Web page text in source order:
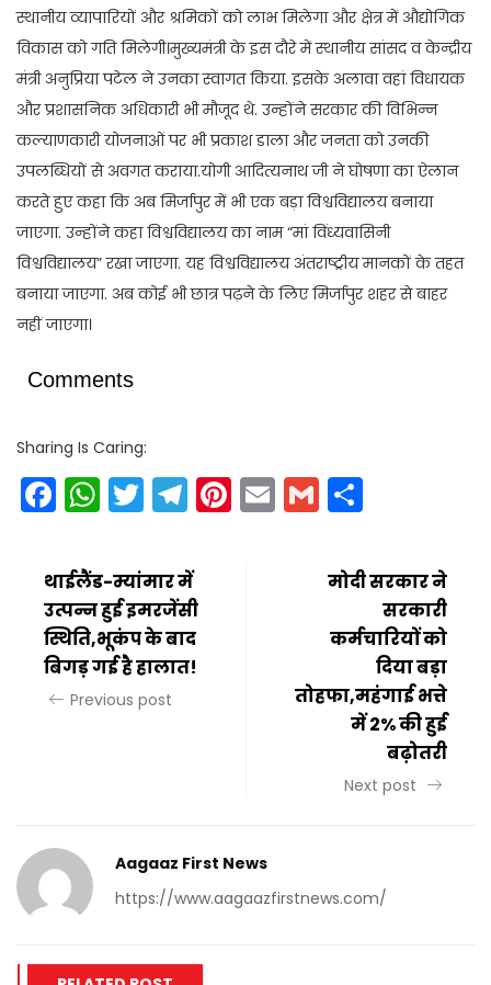
स्थानीय व्यापारियों और श्रमिकों को लाभ मिलेगा और क्षेत्र में औद्योगिक
विकास को गति मिलेगी।मुख्यमंत्री के इस दौरे में स्थानीय सांसद व केन्द्रीय
मंत्री अनुप्रिया पटेल ने उनका स्वागत किया. इसके अलावा वहां विधायक
और प्रशासनिक अधिकारी भी मौजूद थे. उन्होंने सरकार की विभिन्न
कल्याणकारी योजनाओं पर भी प्रकाश डाला और जनता को उनकी
उपलब्धियों से अवगत कराया.योगी आदित्यनाथ जी ने घोषणा का ऐलान
करते हुए कहा कि अब मिर्जापुर में भी एक बड़ा विश्वविद्यालय बनाया
जाएगा. उन्होंने कहा विश्वविद्यालय का नाम “मां विंध्यवासिनी
विश्वविद्यालय” रखा जाएगा. यह विश्वविद्यालय अंतराष्ट्रीय मानकों के तहत
बनाया जाएगा. अब कोई भी छात्र पढ़ने के लिए मिर्जापुर शहर से बाहर
नहीं जाएगा।
Comments
Sharing Is Caring:
Facebook
WhatsApp
Twitter
Telegram
Pinterest
EmailGmail
थाईलैंड-म्यांमार में
उत्पन्न हुई इमरजेंसी
स्थिति,भूकंप के बाद
बिगड़ गई है हालात!
Previous post
मोदी सरकार ने
सरकारी
कर्मचारियों को
दिया बड़ा
तोहफा,महंगाई भत्ते
में 2% की हुई
बढ़ोतरी
Next post
Aagaaz First News
https://www.aagaazfirstnews.com/